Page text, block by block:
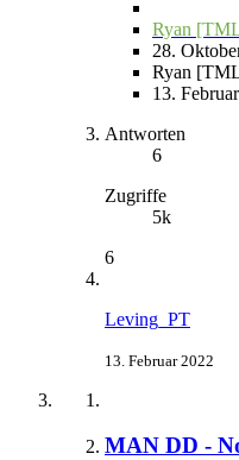
Ryan
28.
Ryan
13.
Antworten
6
Zugriffe
5k
6
Leving_PT
13. Februar 2022
MAN DD -